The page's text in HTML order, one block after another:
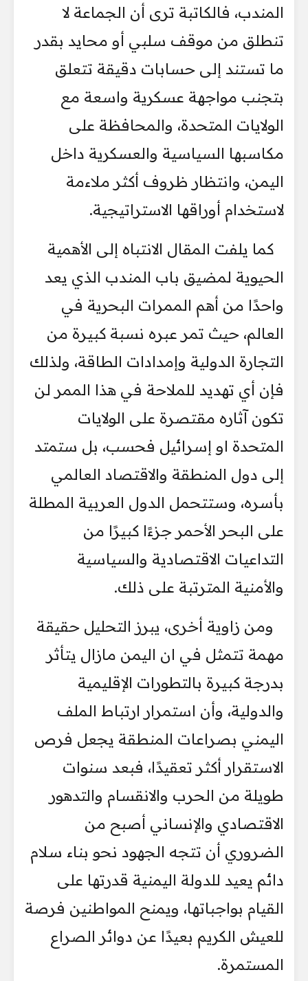
المندب، فالكاتبة ترى أن الجماعة لا
تنطلق من موقف سلبي أو محايد بقدر
ما تستند إلى حسابات دقيقة تتعلق
بتجنب مواجهة عسكرية واسعة مع
الولايات المتحدة، والمحافظة على
مكاسبها السياسية والعسكرية داخل
اليمن، وانتظار ظروف أكثر ملاءمة
لاستخدام أوراقها الاستراتيجية.
كما يلفت المقال الانتباه إلى الأهمية
الحيوية لمضيق باب المندب الذي يعد
واحدًا من أهم الممرات البحرية في
العالم، حيث تمر عبره نسبة كبيرة من
التجارة الدولية وإمدادات الطاقة، ولذلك
فإن أي تهديد للملاحة في هذا الممر لن
تكون آثاره مقتصرة على الولايات
المتحدة او إسرائيل فحسب، بل ستمتد
إلى دول المنطقة والاقتصاد العالمي
بأسره، وستتحمل الدول العربية المطلة
على البحر الأحمر جزءًا كبيرًا من
التداعيات الاقتصادية والسياسية
والأمنية المترتبة على ذلك.
ومن زاوية أخرى، يبرز التحليل حقيقة
مهمة تتمثل في ان اليمن مازال يتأثر
بدرجة كبيرة بالتطورات الإقليمية
والدولية، وأن استمرار ارتباط الملف
اليمني بصراعات المنطقة يجعل فرص
الاستقرار أكثر تعقيدًا، فبعد سنوات
طويلة من الحرب والانقسام والتدهور
الاقتصادي والإنساني أصبح من
الضروري أن تتجه الجهود نحو بناء سلام
دائم يعيد للدولة اليمنية قدرتها على
القيام بواجباتها، ويمنح المواطنين فرصة
للعيش الكريم بعيدًا عن دوائر الصراع
المستمرة.